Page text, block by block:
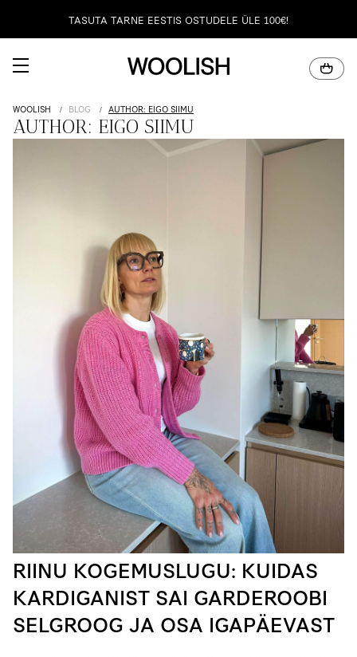
100% NATURAALNE MERIINOVILL
WOOLISH BLOG AUTHOR: EIGO SIIMU
AUTHOR: EIGO SIIMU
RIINU KOGEMUSLUGU: KUIDAS
KARDIGANIST SAI GARDEROOBI
SELGROOG JA OSA IGAPÄEVAST